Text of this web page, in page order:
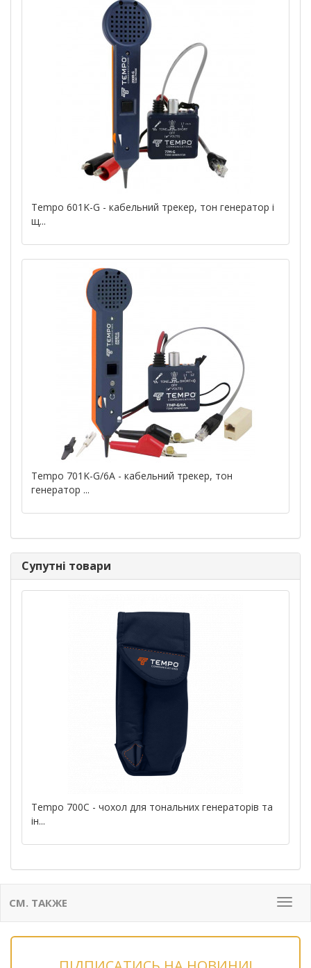
Tempo 601K-G - кабельний трекер, тон генератор і
щ...
Tempo 701K-G/6A - кабельний трекер, тон
генератор ...
Супутні товари
Tempo 700C - чохол для тональних генераторів та
ін...
Меню
СМ. ТАКЖЕ